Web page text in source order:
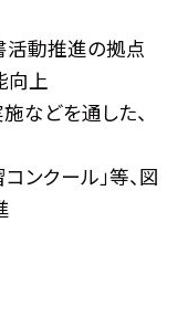
動推進の拠点
向上
などを通した、
ンクール」等、図